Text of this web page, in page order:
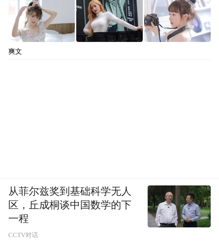
爽文
从菲尔兹奖到基础科学无人
区，丘成桐谈中国数学的下
一程
CCTV对话